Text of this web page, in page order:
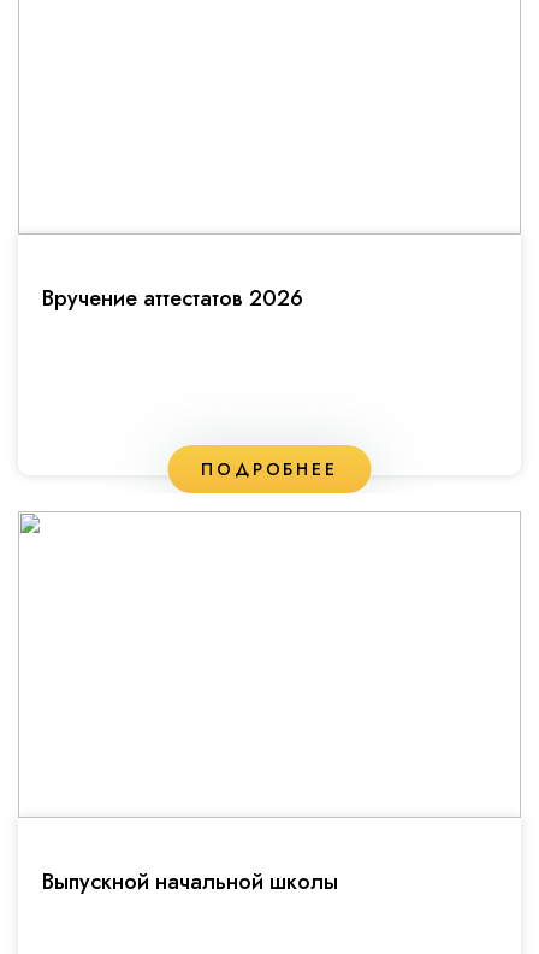
Вручение аттестатов 2026
ПОДРОБНЕЕ
Выпускной начальной школы